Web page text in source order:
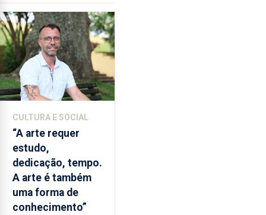
garante
a
abertura
dos
museus
e
núcleos
integrados
na
Rede
Municipal
de
Museus
aos
CULTURA E SOCIAL
“A arte requer
estudo,
dedicação, tempo.
A arte é também
uma forma de
conhecimento”